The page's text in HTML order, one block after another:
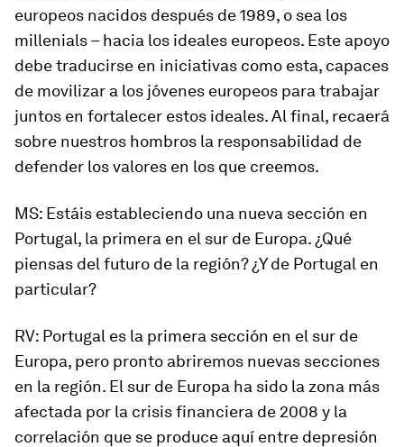
europeos nacidos después de 1989, o sea los
millenials– hacia los ideales europeos. Este apoyo
debe traducirse en iniciativas como esta, capaces
de movilizar a los jóvenes europeos para trabajar
juntos en fortalecer estos ideales. Al final, recaerá
sobre nuestros hombros la responsabilidad de
defender los valores en los que creemos.
MS: Estáis estableciendo una nueva sección en
Portugal, la primera en el sur de Europa. ¿Qué
piensas del futuro de la región? ¿Y de Portugal en
particular?
RV: Portugal es la primera sección en el sur de
Europa, pero pronto abriremos nuevas secciones
en la región. El sur de Europa ha sido la zona más
afectada por la crisis financiera de 2008 y la
correlación que se produce aquí entre depresión